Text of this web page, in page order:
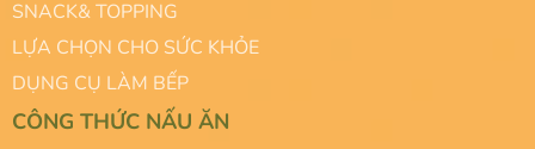
SNACK& TOPPING
LỰA CHỌN CHO SỨC KHỎE
DỤNG CỤ LÀM BẾP
CÔNG THỨC NẤU ĂN